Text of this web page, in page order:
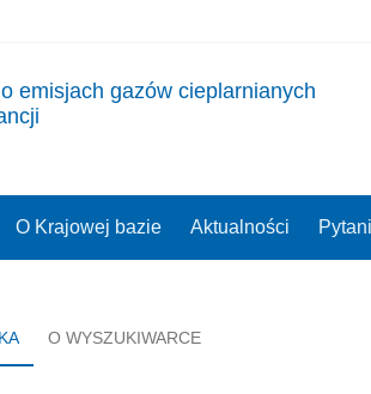
emisjach gazów cieplarnianych
O Krajowej bazie Aktualności
O WYSZUKIWARCE